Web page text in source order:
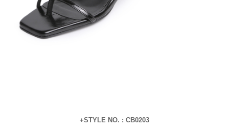
+STYLE NO. : CB0203